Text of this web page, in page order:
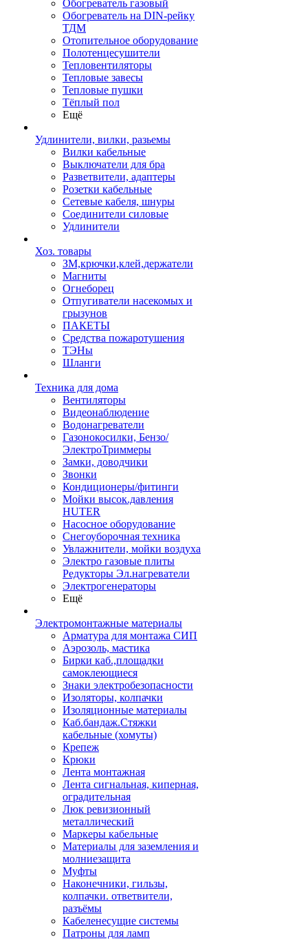
Обогреватель газовый
Обогреватель на DIN-рейку
ТДМ
Отопительное оборудование
Полотенцесушители
Тепловентиляторы
Тепловые завесы
Тепловые пушки
Тёплый пол
Ещё
Удлинители, вилки, разьемы
Вилки кабельные
Выключатели для бра
Разветвители, адаптеры
Розетки кабельные
Сетевые кабеля, шнуры
Соединители силовые
Удлинители
Хоз. товары
ЗМ,крючки,клей,держатели
Магниты
Огнеборец
Отпугиватели насекомых и
грызунов
ПАКЕТЫ
Средства пожаротушения
ТЭНы
Шланги
Техника для дома
Вентиляторы
Видеонаблюдение
Водонагреватели
Газонокосилки, Бензо/
ЭлектроТриммеры
Замки, доводчики
Звонки
Кондиционеры/фитинги
Мойки высок.давления
HUTER
Насосное оборудование
Снегоуборочная техника
Увлажнители, мойки воздуха
Электро газовые плиты
Редукторы Эл.нагреватели
Электрогенераторы
Ещё
Электромонтажные материалы
Арматура для монтажа СИП
Аэрозоль, мастика
Бирки каб.,площадки
самоклеющиеся
Знаки электробезопасности
Изоляторы, колпачки
Изоляционные материалы
Каб.бандаж.Стяжки
кабельные (хомуты)
Крепеж
Крюки
Лента монтажная
Лента сигнальная, киперная,
оградительная
Люк ревизионный
металлический
Маркеры кабельные
Материалы для заземления и
молниезащита
Муфты
Наконечники, гильзы,
колпачки. ответвители,
разъёмы
Кабеленесущие системы
Патроны для ламп